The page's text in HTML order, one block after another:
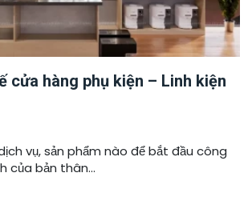
cửa hàng phụ kiện – Linh kiện
vụ, sản phẩm nào để bắt đầu công
của bản thân...